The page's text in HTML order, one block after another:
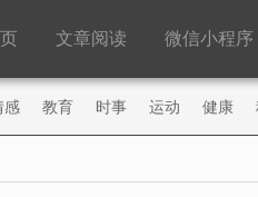
文章阅读 微信小程序
感 教育 时事 运动 健康